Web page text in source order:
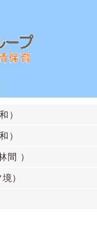
）
）
間 ）
）